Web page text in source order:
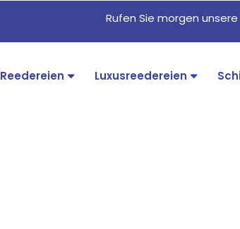
Rufen Sie morgen
Reedereien Luxusreedereien